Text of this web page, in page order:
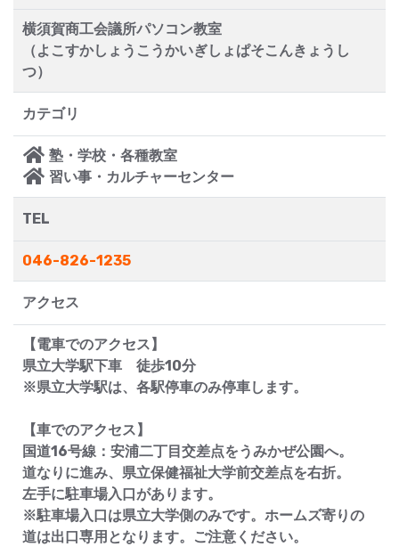
横須賀商工会議所パソコン教室
（よこすかしょうこうかいぎしょぱそこんきょうし
つ）
カテゴリ
塾・学校・各種教室
習い事・カルチャーセンター
TEL
046-826-1235
アクセス
【電車でのアクセス】
県立大学駅下車 徒歩10分
※県立大学駅は、各駅停車のみ停車します。
【車でのアクセス】
国道16号線：安浦二丁目交差点をうみかぜ公園へ。
道なりに進み、県立保健福祉大学前交差点を右折。
左手に駐車場入口があります。
※駐車場入口は県立大学側のみです。ホームズ寄りの
道は出口専用となります。ご注意ください。